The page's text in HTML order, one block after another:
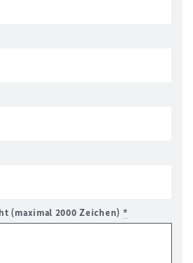
(maximal 2000 Zeichen) *